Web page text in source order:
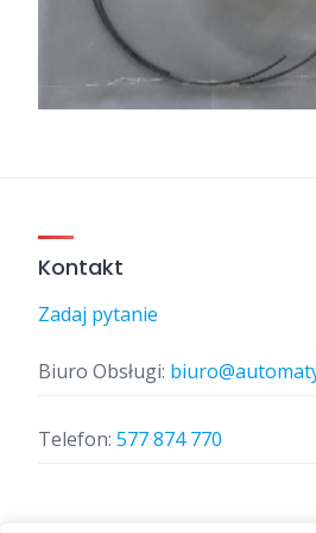
Kontakt
Zadaj pytanie
Biuro Obsługi:
Telefon: 577 874 770